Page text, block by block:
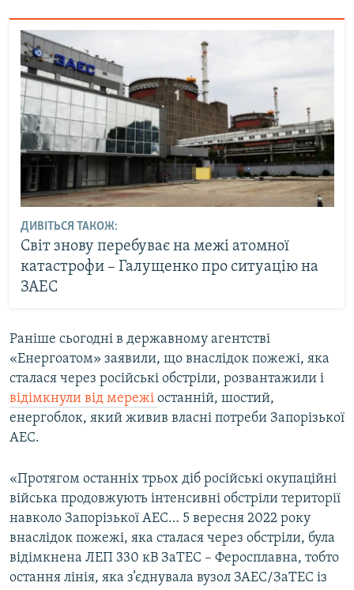
ДИВІТЬСЯ ТАКОЖ:
Світ знову перебуває на межі атомної
катастрофи – Галущенко про ситуацію на
ЗАЕС
Раніше сьогодні в державному агентстві
«Енергоатом» заявили, що внаслідок пожежі, яка
сталася через російські обстріли, розвантажили і
відімкнули від мережі останній, шостий,
енергоблок, який живив власні потреби Запорізької
АЕС.
«Протягом останніх трьох діб російські окупаційні
війська продовжують інтенсивні обстріли території
навколо Запорізької АЕС… 5 вересня 2022 року
внаслідок пожежі, яка сталася через обстріли, була
відімкнена ЛЕП 330 кВ ЗаТЕС – Феросплавна, тобто
остання лінія, яка з’єднувала вузол ЗАЕС/ЗаТЕС із